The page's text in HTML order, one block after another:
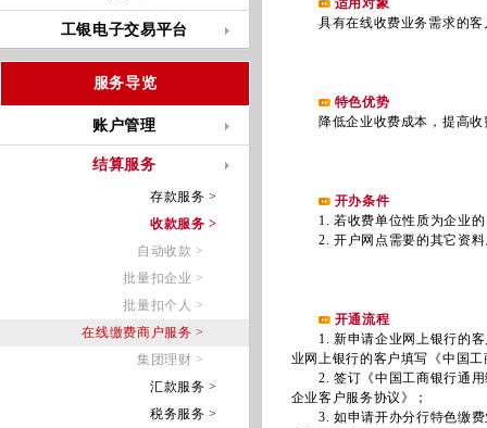
工银电子交易平台
服务导览
账户管理
结算服务
存款服务 >
收款服务 >
自动收款 >
批量扣企业 >
批量扣个人 >
在线缴费商户服务 >
集团理财 >
汇款服务 >
税务服务 >
适用对象
具有在线收费业务需求的客
特色优势
降低企业收费成本，提高收
开办条件
1. 若收费单位性质为企业的
2. 开户网点需要的其它资料
开通流程
1. 新申请企业网上银行的客
业网上银行的客户填写《中国
2. 签订《中国工商银行通用
企业客户服务协议》；
3. 如申请开办分行特色缴费